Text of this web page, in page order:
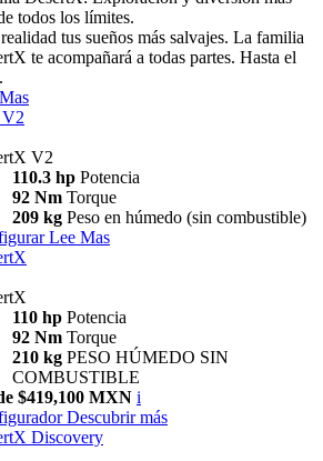
todos los límites.
tus sueños más salvajes. La familia
te acompañará a todas partes. Hasta el
V2
V2
110.3 hp Potencia
92 Nm Torque
209 kg Peso en húmedo (sin combustible)
Lee Mas
110 hp Potencia
92 Nm Torque
210 kg PESO HÚMEDO SIN
COMBUSTIBLE
$419,100 MXN i
Descubrir más
Discovery